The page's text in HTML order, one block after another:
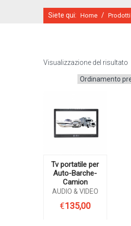
CATALOGO ONLINE
Siete qui: Home / Prodotti
Visualizzazione del risultato
Tv portatile per
Auto-Barche-
Camion
AUDIO & VIDEO
€135,00